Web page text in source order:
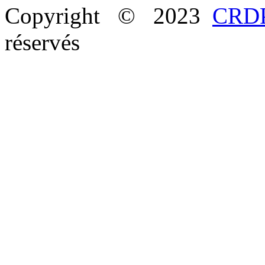
Copyright © 2023
réservés